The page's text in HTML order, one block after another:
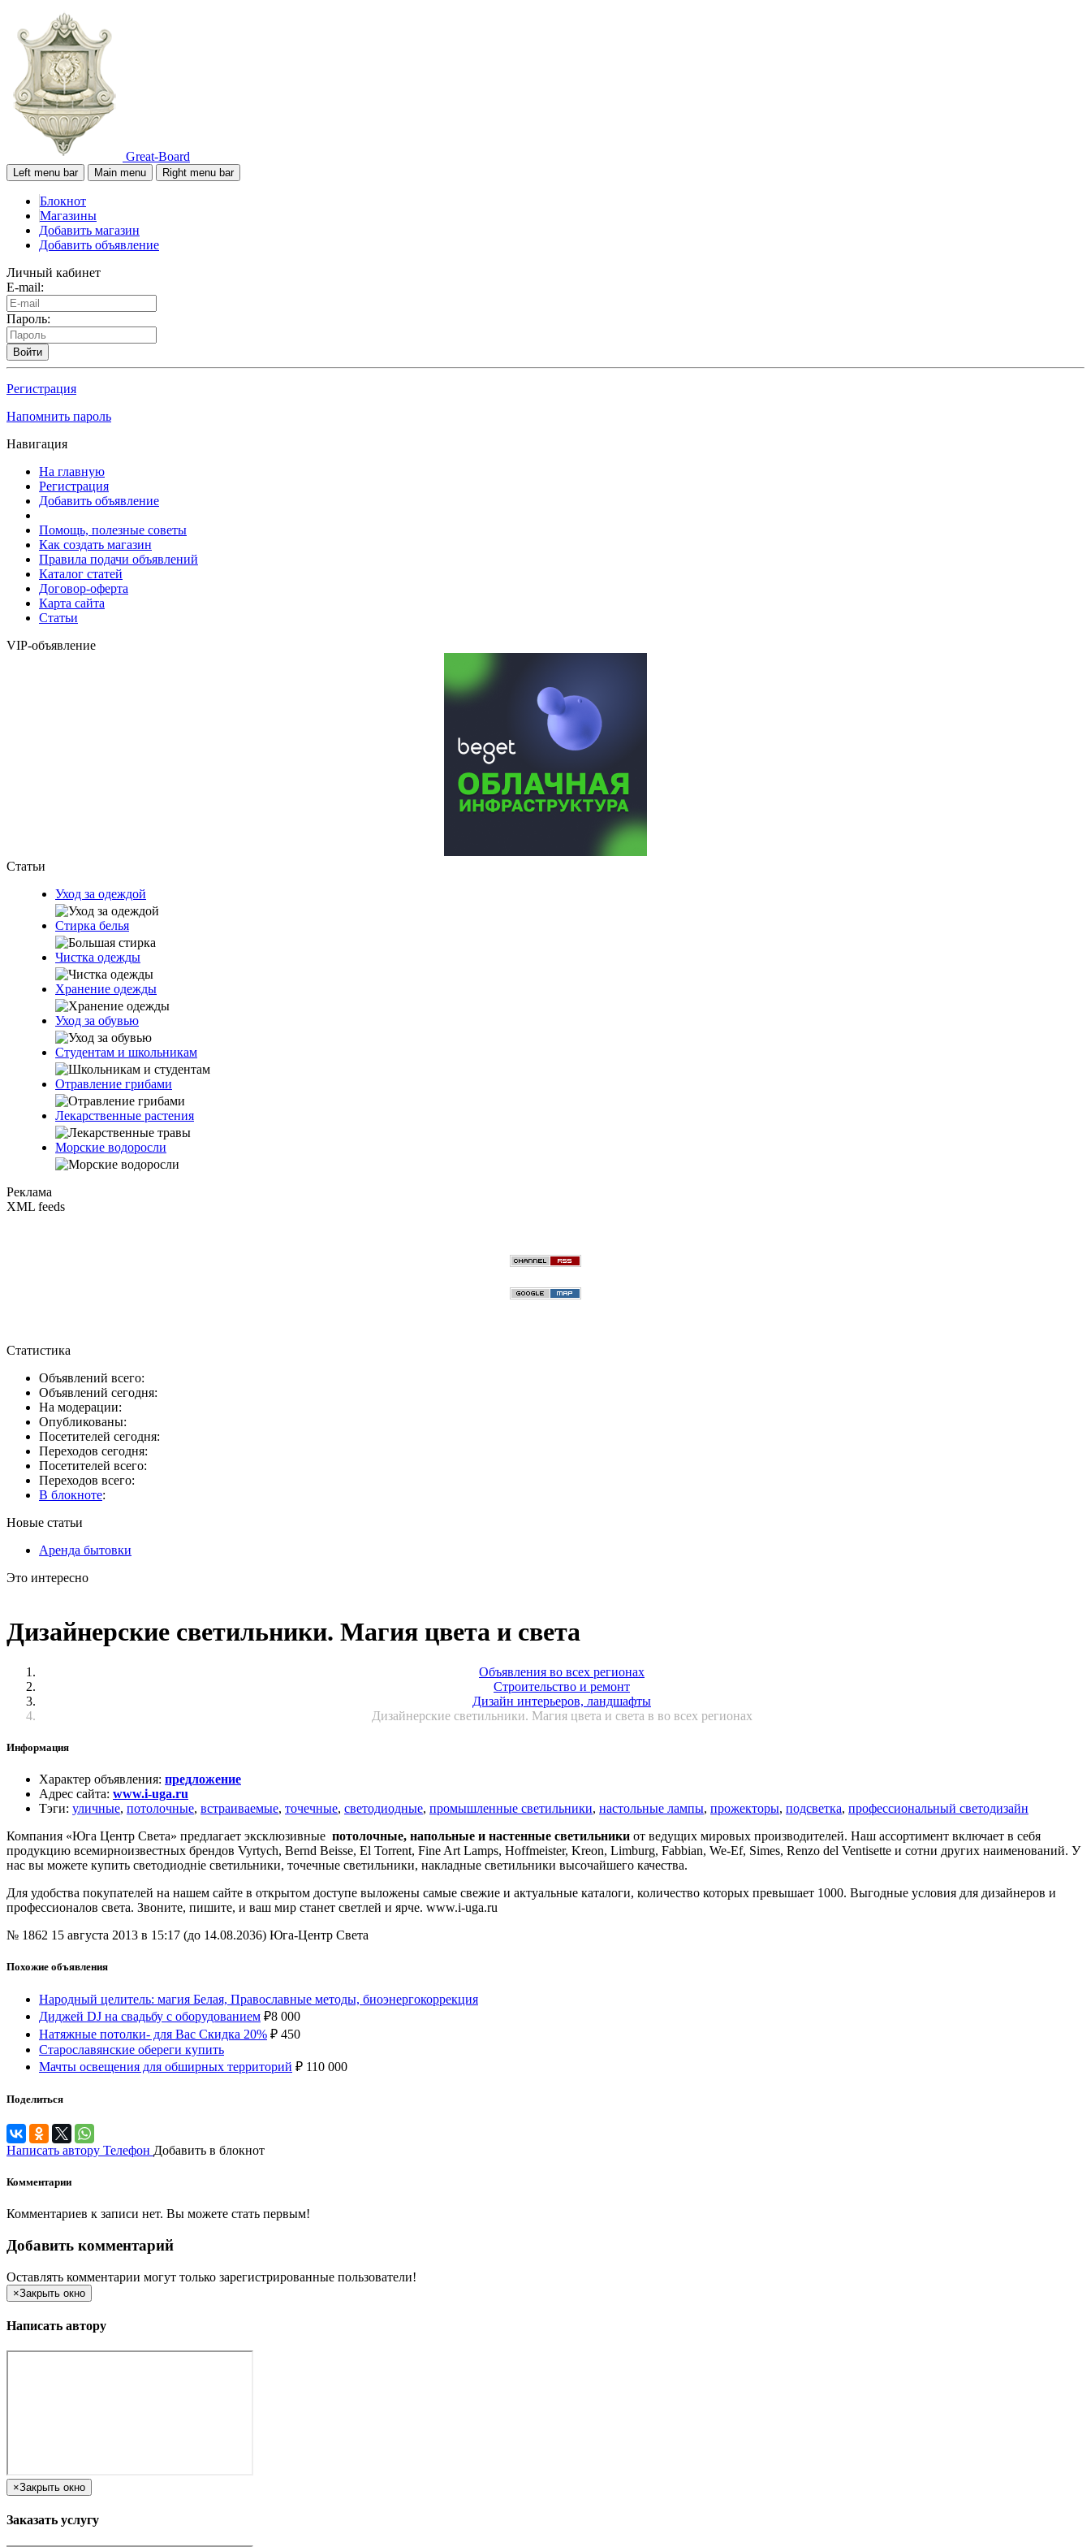
Great-Board
Left menu bar Main menu Right menu bar
Блокнот
Магазины
Добавить магазин
Добавить объявление
Личный кабинет
E-mail:
Пароль:
Войти
Регистрация
Напомнить пароль
Навигация
На главную
Регистрация
Добавить объявление
Помощь, полезные советы
Как создать магазин
Правила подачи объявлений
Каталог статей
Договор-оферта
Карта сайта
Статьи
VIP-объявление
Статьи
Уход за одеждой
Стирка белья
Чистка одежды
Хранение одежды
Уход за обувью
Студентам и школьникам
Отравление грибами
Лекарственные растения
Морские водоросли
Реклама
XML feeds
Статистика
Объявлений всего:
Объявлений сегодня:
На модерации:
Опубликованы:
Посетителей сегодня:
Переходов сегодня:
Посетителей всего:
Переходов всего:
В блокноте:
Новые статьи
Аренда бытовки
Это интересно
Дизайнерские светильники. Магия цвета и света
Объявления во всех регионах
Строительство и ремонт
Дизайн интерьеров, ландшафты
Дизайнерские светильники. Магия цвета и света в во всех регионах
Информация
Характер объявления: предложение
Адрес сайта: www.i-uga.ru
Тэги: уличные, потолочные, встраиваемые, точечные, светодиодные, промышленные светильники, настольные лампы, прожекторы, подсветка, профессиональный светодизайн
Компания «Юга Центр Света» предлагает эксклюзивные потолочные, напольные и настенные светильники от ведущих мировых производителей. Наш ассортимент включает в себя
продукцию всемирноизвестных брендов Vyrtych, Bernd Beisse, El Torrent, Fine Art Lamps, Hoffmeister, Kreon, Limburg, Fabbian, We-Ef, Simes, Renzo del Ventisette и сотни других наименований. У
нас вы можете купить светодиодніе светильники, точечные светильники, накладные светильники высочайшего качества.
Для удобства покупателей на нашем сайте в открытом доступе выложены самые свежие и актуальные каталоги, количество которых превышает 1000. Выгодные условия для дизайнеров и
профессионалов света. Звоните, пишите, и ваш мир станет светлей и ярче. www.i-uga.ru
№ 1862 15 августа 2013 в 15:17 (до 14.08.2036) Юга-Центр Света
Похожие объявления
Народный целитель: магия Белая, Православные методы, биоэнергокоррекция
Диджей DJ на свадьбу с оборудованием ₽8 000
Натяжные потолки- для Вас Скидка 20% ₽ 450
Старославянские обереги купить
Мачты освещения для обширных территорий ₽ 110 000
Поделиться
Написать автору Телефон Добавить в блокнот
Комментарии
Комментариев к записи нет. Вы можете стать первым!
Добавить комментарий
Оставлять комментарии могут только зарегистрированные пользователи!
×Закрыть окно
Написать автору
×Закрыть окно
Заказать услугу